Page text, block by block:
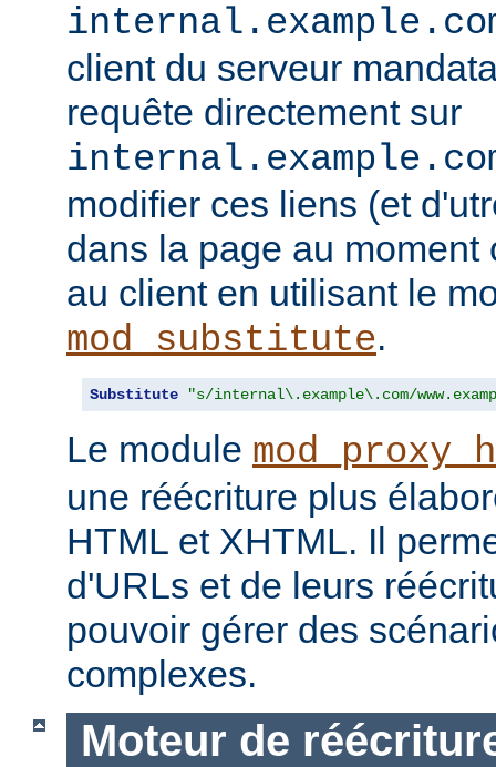
client du serveur
requête directement sur
modifier ces liens (et
dans la page au moment
au client en utilisant le
mod_substitute.
Substitute "s/internal\.example\.com/
Le module
une réécriture plus
HTML et XHTML. Il
d'URLs et de leurs
pouvoir gérer des
complexes.
Moteur de